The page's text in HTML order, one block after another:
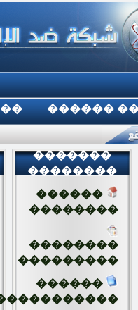
������
�������
��������
������
��������
��������
���������
������